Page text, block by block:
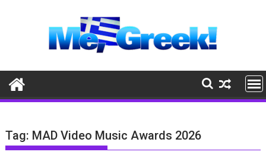
Tag: MAD Video Music Awards 2026